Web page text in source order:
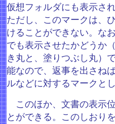
仮想フォルダにも表示さ
ただし、このマークは、
けることができない。な
でも表示させたかどうか
き丸と、塗りつぶし丸）
能なので、返事を出さね
ルなどに対するマークと
このほか、文書の表示
とができる。このしおり